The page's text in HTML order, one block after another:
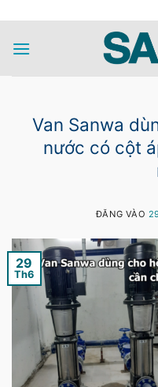
nội
Van Sanwa
nước có cột
ĐĂNG VÀO
29
Th6